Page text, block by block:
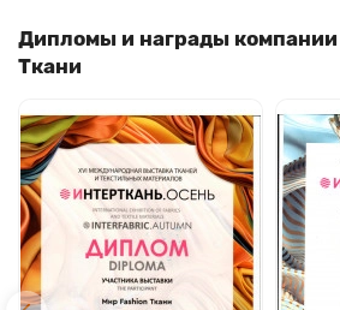
Дипломы и награды
Ткани